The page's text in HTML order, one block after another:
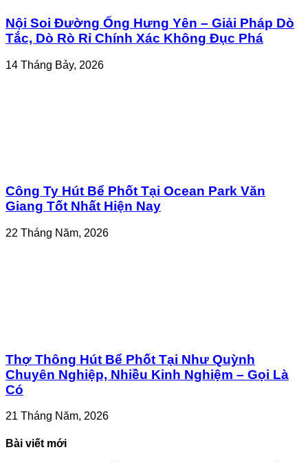
Nội Soi Đường Ống Hưng Yên – Giải Pháp Dò
Tắc, Dò Rò Rỉ Chính Xác Không Đục Phá
14 Tháng Bảy, 2026
Công Ty Hút Bể Phốt Tại Ocean Park Văn
Giang Tốt Nhất Hiện Nay
22 Tháng Năm, 2026
Thợ Thông Hút Bể Phốt Tại Như Quỳnh
Chuyên Nghiệp, Nhiều Kinh Nghiệm – Gọi Là
Có
21 Tháng Năm, 2026
Bài viết mới